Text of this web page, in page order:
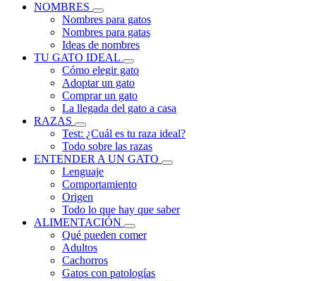
NOMBRES
Nombres para gatos
Nombres para gatas
Ideas de nombres
TU GATO IDEAL
Cómo elegir gato
Adoptar un gato
Comprar un gato
La llegada del gato a casa
RAZAS
Test: ¿Cuál es tu raza ideal?
Todo sobre las razas
ENTENDER A UN GATO
Lenguaje
Comportamiento
Origen
Todo lo que hay que saber
ALIMENTACIÓN
Qué pueden comer
Adultos
Cachorros
Gatos con patologías